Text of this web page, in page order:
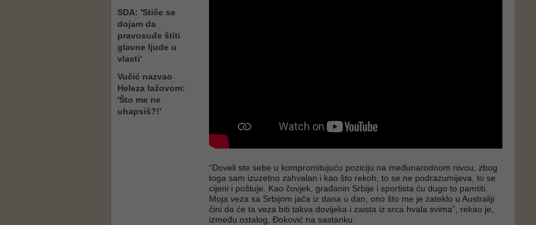
SDA: 'Stiče se
dojam da
pravosuđe štiti
glavne ljude u
vlasti'
Vučić nazvao
Heleza lažovom:
'Što me ne
uhapsiš?!'
“Doveli ste sebe u kompromitujuću poziciju na međunarodnom nivou, zbog
toga sam izuzetno zahvalan i kao što rekoh, to se ne podrazumijeva, to se
cijeni i poštuje. Kao čovjek, građanin Srbije i sportista ću dugo to pamtiti.
Moja veza sa Srbijom jača iz dana u dan, ono što me je zateklo u Australiji
čini da će ta veza biti takva dovijeka i zaista iz srca hvala svima”, rekao je,
između ostalog, Đoković na sastanku.